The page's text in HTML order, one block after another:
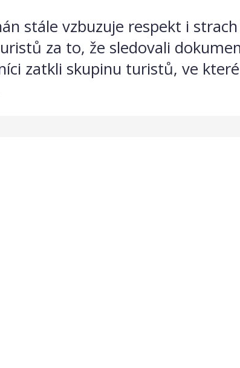
stále vzbuzuje respekt i
za to, že sledovali
zatkli skupinu turistů, ve